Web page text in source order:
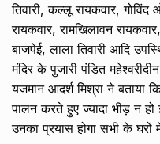
तिवारी, कल्लू रायकवार, गोविंद
रायकवार, रामखिलावन
बाजपेई, लाला तिवारी आदि
मंदिर के पुजारी पंडित
यजमान आदर्श मिश्रा ने बताया
पालन करते हुए ज्यादा भीड़ न
उनका प्रयास होगा सभी के घरों